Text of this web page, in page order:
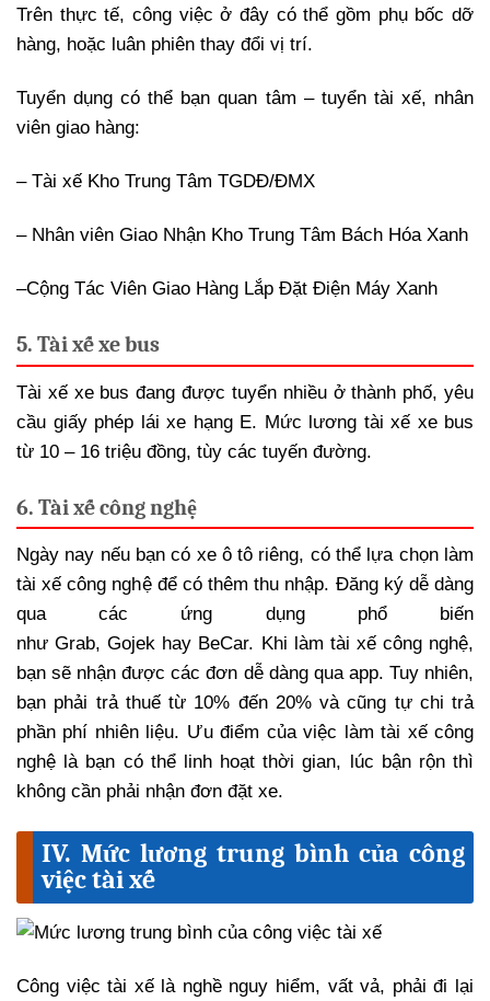
Trên thực tế, công việc ở đây có thể gồm phụ bốc dỡ
hàng, hoặc luân phiên thay đổi vị trí.
Tuyển dụng có thể bạn quan tâm – tuyển tài xế, nhân
viên giao hàng:
– Tài xế Kho Trung Tâm TGDĐ/ĐMX
– Nhân viên Giao Nhận Kho Trung Tâm Bách Hóa Xanh
–Cộng Tác Viên Giao Hàng Lắp Đặt Điện Máy Xanh
5. Tài xế xe bus
Tài xế xe bus đang được tuyển nhiều ở thành phố, yêu
cầu giấy phép lái xe hạng E. Mức lương tài xế xe bus
từ 10 – 16 triệu đồng, tùy các tuyến đường.
6. Tài xế công nghệ
Ngày nay nếu bạn có xe ô tô riêng, có thể lựa chọn làm
tài xế công nghệ để có thêm thu nhập. Đăng ký dễ dàng
qua các ứng dụng phổ biến
như Grab, Gojek hay BeCar. Khi làm tài xế công nghệ,
bạn sẽ nhận được các đơn dễ dàng qua app. Tuy nhiên,
bạn phải trả thuế từ 10% đến 20% và cũng tự chi trả
phần phí nhiên liệu. Ưu điểm của việc làm tài xế công
nghệ là bạn có thể linh hoạt thời gian, lúc bận rộn thì
không cần phải nhận đơn đặt xe.
IV. Mức lương trung bình của công
việc tài xế
Công việc tài xế là nghề nguy hiểm, vất vả, phải đi lại